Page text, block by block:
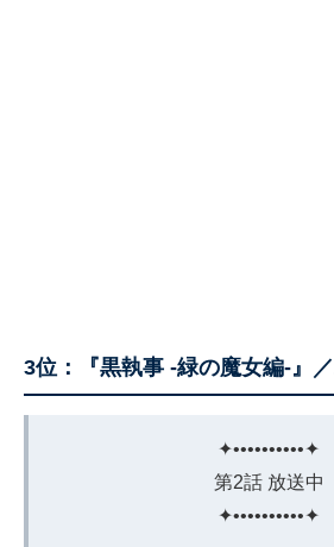
3位：『黒執事 -緑の魔女編-』
✦••••••••••✦
第2話 放送中
✦••••••••••✦